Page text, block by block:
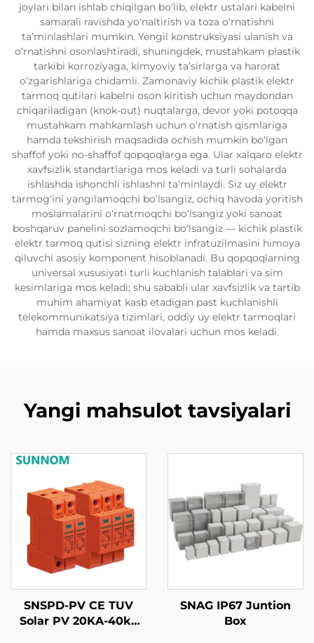
joylari bilan ishlab chiqilgan bo‘lib, elektr ustalari kabelni
samarali ravishda yo‘naltirish va toza o‘rnatishni
ta’minlashlari mumkin. Yengil konstruksiyasi ulanish va
o‘rnatishni osonlashtiradi, shuningdek, mustahkam plastik
tarkibi korroziyaga, kimyoviy ta’sirlarga va harorat
o‘zgarishlariga chidamli. Zamonaviy kichik plastik elektr
tarmoq qutilari kabelni oson kiritish uchun maydondan
chiqariladigan (knok-out) nuqtalarga, devor yoki potoqqa
mustahkam mahkamlash uchun o‘rnatish qismlariga
hamda tekshirish maqsadida ochish mumkin bo‘lgan
shaffof yoki no-shaffof qopqoqlarga ega. Ular xalqaro elektr
xavfsizlik standartlariga mos keladi va turli sohalarda
ishlashda ishonchli ishlashni ta’minlaydi. Siz uy elektr
tarmog‘ini yangilamoqchi bo‘lsangiz, ochiq havoda yoritish
moslamalarini o‘rnatmoqchi bo‘lsangiz yoki sanoat
boshqaruv panelini sozlamoqchi bo‘lsangiz — kichik plastik
elektr tarmoq qutisi sizning elektr infratuzilmasini himoya
qiluvchi asosiy komponent hisoblanadi. Bu qopqoqlarning
universal xususiyati turli kuchlanish talablari va sim
kesimlariga mos keladi; shu sababli ular xavfsizlik va tartib
muhim ahamiyat kasb etadigan past kuchlanishli
telekommunikatsiya tizimlari, oddiy uy elektr tarmoqlari
hamda maxsus sanoat ilovalari uchun mos keladi.
Yangi mahsulot tavsiyalari
SNSPD-PV CE TUV
Solar PV 20KA-40ka
SNAG IP67 Juntion
Box